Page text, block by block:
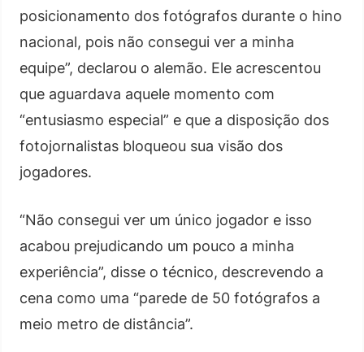
posicionamento dos fotógrafos durante o hino
nacional, pois não consegui ver a minha
equipe”, declarou o alemão. Ele acrescentou
que aguardava aquele momento com
“entusiasmo especial” e que a disposição dos
fotojornalistas bloqueou sua visão dos
jogadores.
“Não consegui ver um único jogador e isso
acabou prejudicando um pouco a minha
experiência”, disse o técnico, descrevendo a
cena como uma “parede de 50 fotógrafos a
meio metro de distância”.